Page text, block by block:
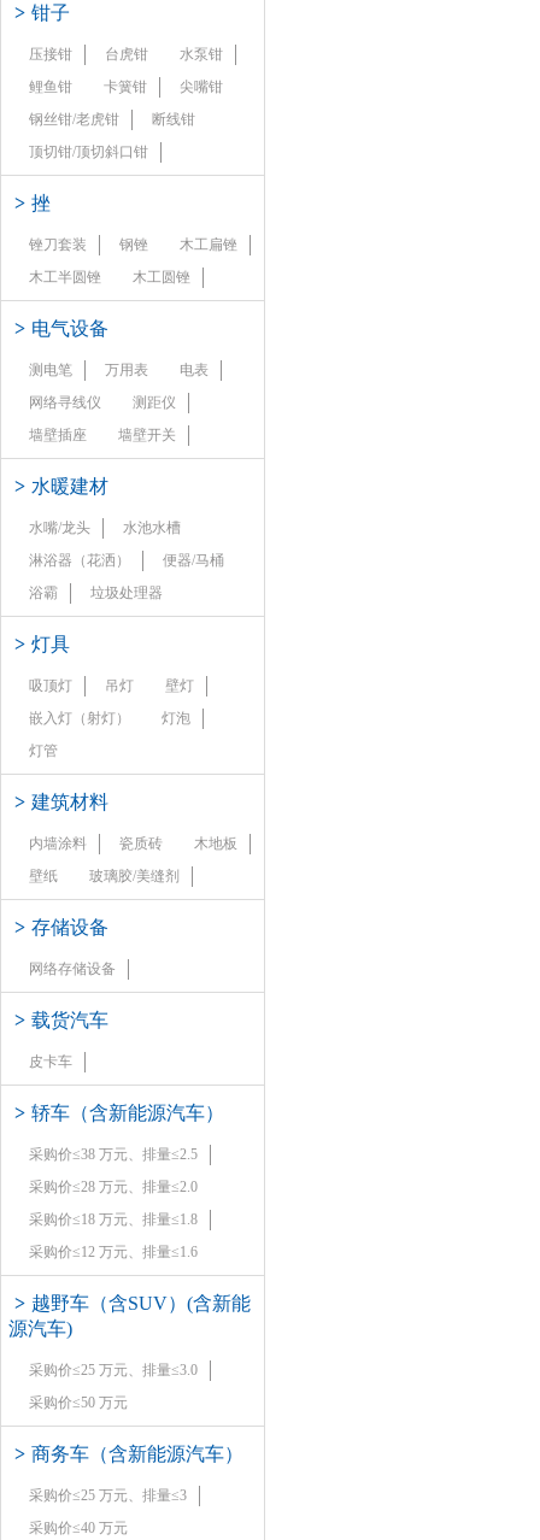
> 钳子
压接钳 台虎钳
水泵钳
鲤鱼钳
卡簧钳
尖嘴钳
钢丝钳/老虎钳
断线钳
顶切钳/顶切斜口钳
> 挫
锉刀套装 钢锉
木工扁锉
木工半圆锉
木工圆锉
> 电气设备
测电笔 万用表
电表
网络寻线仪
测距仪
墙壁插座
墙壁开关
> 水暖建材
水嘴/龙头
水池水槽
淋浴器（花洒）
便器/马桶
浴霸
垃圾处理器
> 灯具
吸顶灯 吊灯
壁灯
嵌入灯（射灯）
灯泡
灯管
> 建筑材料
内墙涂料 瓷质砖
木地板
壁纸
玻璃胶/美缝剂
> 存储设备
网络存储设备
> 载货汽车
皮卡车
> 轿车（含新能源汽车）
采购价≤38 万元、排量≤2.5
采购价≤28 万元、排量≤2.0
采购价≤18 万元、排量≤1.8
采购价≤12 万元、排量≤1.6
> 越野车（含SUV）(含新能
源汽车)
采购价≤25 万元、排量≤3.0
采购价≤50 万元
> 商务车（含新能源汽车）
采购价≤25 万元、排量≤3
采购价≤40 万元